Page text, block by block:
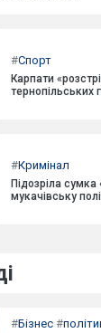
#Спорт
Карпати
тернопільських
#Кримінал
Підозріла сумка
мукачівську
#Бізнес #